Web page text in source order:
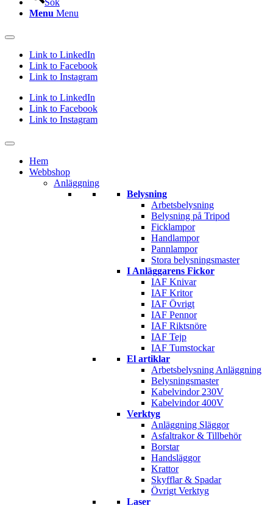
Menu Menu
Link to LinkedIn
Link to Facebook
Link to Instagram
Link to LinkedIn
Link to Facebook
Link to Instagram
Hem
Webbshop
Anläggning
Belysning
Arbetsbelysning
Belysning på Tripod
Ficklampor
Handlampor
Pannlampor
Stora belysningsmaster
I Anläggarens Fickor
IAF Knivar
IAF Kritor
IAF Övrigt
IAF Pennor
IAF Riktsnöre
IAF Tejp
IAF Tumstockar
El artiklar
Arbetsbelysning Anläggning
Belysningsmaster
Kabelvindor 230V
Kabelvindor 400V
Verktyg
Anläggning Släggor
Asfaltrakor & Tillbehör
Borstar
Handsläggor
Krattor
Skyfflar & Spadar
Övrigt Verktyg
Laser